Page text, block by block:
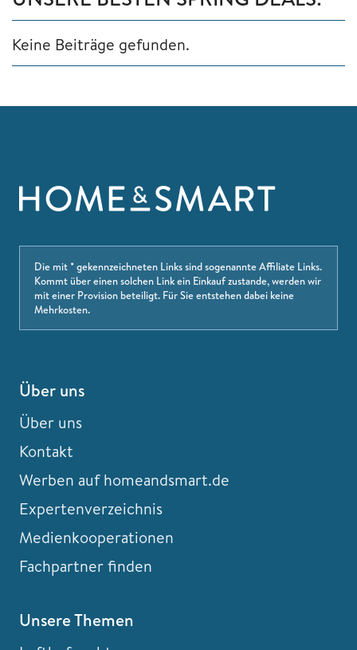
Keine Beiträge gefunden.
Die mit * gekennzeichneten Links sind sogenannte Affiliate Links.
Kommt über einen solchen Link ein Einkauf zustande, werden wir
mit einer Provision beteiligt. Für Sie entstehen dabei keine
Mehrkosten.
Über uns
Über uns
Kontakt
Werben auf homeandsmart.de
Expertenverzeichnis
Medienkooperationen
Fachpartner finden
Unsere Themen